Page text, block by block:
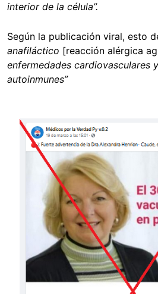
interior de la célula”.
Según la publicación viral, esto
anafiláctico [reacción alérgica
enfermedades cardiovasculares
autoinmunes”
Image